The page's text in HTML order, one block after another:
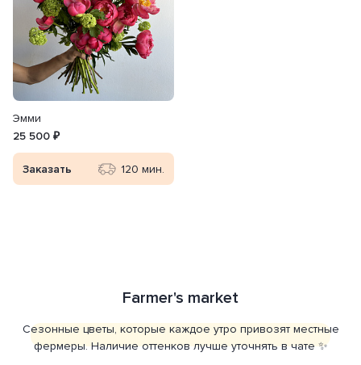
Эмми
25 500 ₽
Заказать 120 мин.
Farmer's market
Сезонные цветы, которые каждое утро привозят местные
фермеры. Наличие оттенков лучше уточнять в чате ✨